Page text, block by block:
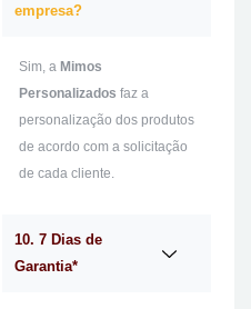
empresa?
Sim, a Mimos
Personalizados faz a
personalização dos produtos
de acordo com a solicitação
de cada cliente.
10. 7 Dias de
Garantia*